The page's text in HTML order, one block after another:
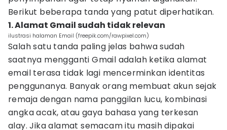
Berikut beberapa tanda yang patut diperhatikan.
1. Alamat Gmail sudah tidak relevan
ilustrasi halaman Email (freepik.com/rawpixel.com)
Salah satu tanda paling jelas bahwa sudah
saatnya mengganti Gmail adalah ketika alamat
email terasa tidak lagi mencerminkan identitas
penggunanya. Banyak orang membuat akun sejak
remaja dengan nama panggilan lucu, kombinasi
angka acak, atau gaya bahasa yang terkesan
alay. Jika alamat semacam itu masih dipakai